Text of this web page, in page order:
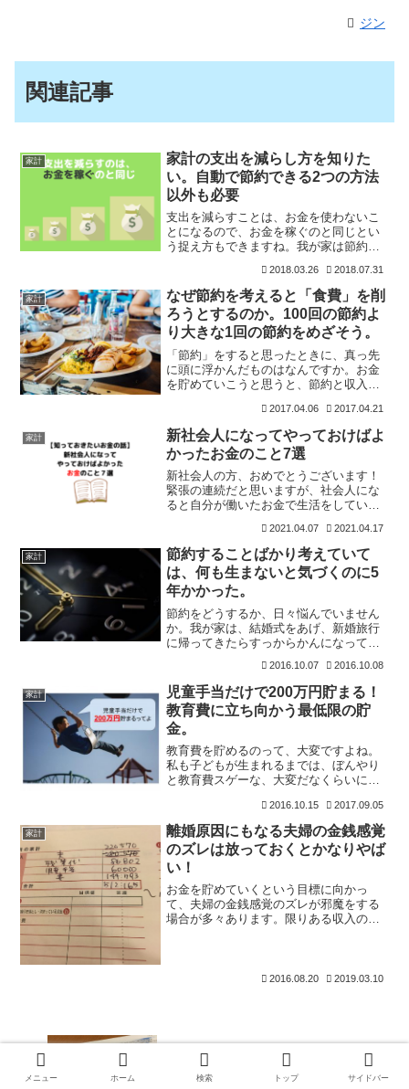
ジン
関連記事
家計
家計の支出を減らし方を知りた
い。自動で節約できる2つの方法
以外も必要
支出を減らすことは、お金を使わないこ
とになるので、お金を稼ぐのと同じとい
う捉え方もできますね。我が家は節約ベ
できません。支出を減らすにはどうした
らいいのか？というのを考えつつもでき
ることは限られています。
2018.03.26 2018.07.31
家計
なぜ節約を考えると「食費」を削
ろうとするのか。100回の節約よ
り大きな1回の節約をめざそう。
「節約」をすると思ったときに、真っ先
に頭に浮かんだものはなんですか。お金
を貯めていこうと思うと、節約と収入ア
結構難しいですよね。我が家は、支出が
膨んだときに節約しようとしたのが『食
費』でした。あなたは、ど
2017.04.06 2017.04.21
家計
新社会人になってやっておけばよ
かったお金のこと7選
新社会人の方、おめでとうございます！
緊張の連続だと思いますが、社会人にな
ると自分が働いたお金で生活をしていく
験をつけていくことが大切ですね。一生
モノです。お金で失敗すれば人生を狂う
ことにもなります。身に着
2021.04.07 2021.04.17
家計
節約することばかり考えていて
は、何も生まないと気づくのに5
年かかった。
節約をどうするか、日々悩んでいません
か。我が家は、結婚式をあげ、新婚旅行
に帰ってきたらすっからかんになってい
した。お金を使い過ぎたのです。忘年会
やら新年会すらキャンセルするような超
危機的状況に陥りました。
2016.10.07 2016.10.08
家計
児童手当だけで200万円貯まる！
教育費に立ち向かう最低限の貯
金。
教育費を貯めるのって、大変ですよね。
私も子どもが生まれるまでは、ぼんやり
と教育費スゲーな、大変だなくらいにし
れたら贅沢せずに、貯金に励もう。そん
な思いを持っていたんですが、いざ子ど
もが生まれると、子どもと
2016.10.15 2017.09.05
家計
離婚原因にもなる夫婦の金銭感覚
のズレは放っておくとかなりやば
い！
お金を貯めていくという目標に向かっ
て、夫婦の金銭感覚のズレが邪魔をする
場合が多々あります。限りある収入のな
か支出しないので節約もしや
2016.08.20 2019.03.10
分譲マンション地震保険は入るべき？
地震保険ってどういうもの？
メニュー ホーム 検索 トップ サイドバー